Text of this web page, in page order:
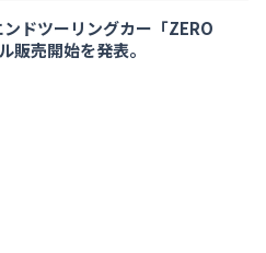
ドツーリングカー「ZERO
販売開始を発表。